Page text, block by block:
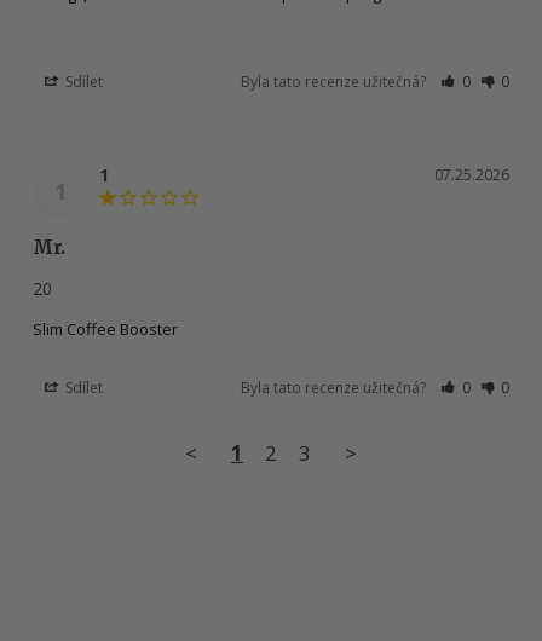
Sdílet Byla tato recenze užitečná? 0 0
1
07.25.2026
1
Mr.
20
Slim Coffee Booster
Sdílet Byla tato recenze užitečná? 0 0
< 1 2 3 >